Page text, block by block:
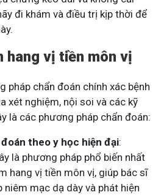
đi khám và điều trị kịp thời để
hang vị tiền môn vị
pháp chẩn đoán chính xác bệnh
xét nghiệm, nội soi và các kỹ
là các phương pháp chẩn đoán:
theo y học hiện đại:
là phương pháp phổ biến nhất
hang vị tiền môn vị, giúp bác sĩ
mạc dạ dày và phát hiện